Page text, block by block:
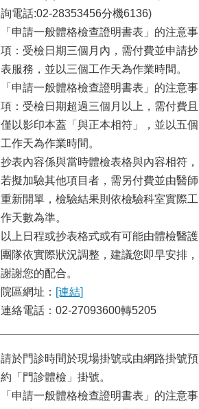
詢電話:02-28353456分機6136)
「申請一般體格檢查證明書表」的注意事
項：受檢日期三個月內，需付費並申請抄
表服務，並以三個工作天為作業時間。
「申請一般體格檢查證明書表」的注意事
項：受檢日期超過三個月以上，需付費且
僅以影印本蓋「與正本相符」，並以五個
工作天為作業時間。
抄表內容係與當時體檢表格與內容相符，
若擬加驗其他項目者，需另付費並由醫師
重新開單，檢驗結果則依檢驗科室實際工
作天數為準。
以上日程或抄表格式或有可能由體檢醫護
團隊依實際狀況調整，建議您即早安排，
謝謝您的配合。
院區網址： [連結]
連絡電話：02-27093600轉5205
請於門診時間於現場掛號或由網路掛號預
約「門診體檢」掛號。
「申請一般體格檢查證明書表」的注意事